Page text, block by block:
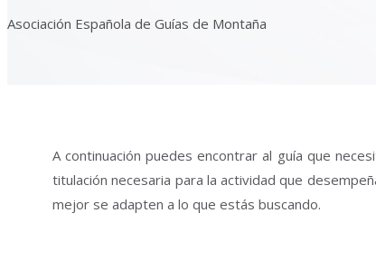
Asociación Española de Guías de Montaña
A continuación puedes encontrar al guía que
titulación necesaria para la actividad que
mejor se adapten a lo que estás buscando.